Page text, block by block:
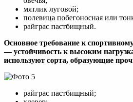
мятлик луговой;
полевица побегоносная или
райграс пастбищный.
Основное требование к
— устойчивость к высоким
используют сорта, образующие
райграс пастбищный;